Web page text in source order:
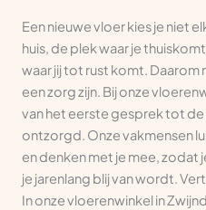
Een nieuwe vloer kies je niet
huis, de plek waar je
waar jij tot rust komt. Daarom
een zorg zijn. Bij onze
van het eerste gesprek tot
ontzorgd. Onze vakmensen
en denken met je mee, zodat
je jarenlang blij van wordt.
In onze vloerenwinkel in